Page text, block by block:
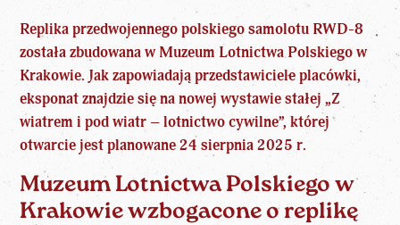
Replika przedwojennego polskiego samolotu RWD-8
została zbudowana w Muzeum Lotnictwa Polskiego w
Krakowie. Jak zapowiadają przedstawiciele placówki,
eksponat znajdzie się na nowej wystawie stałej „Z
wiatrem i pod wiatr – lotnictwo cywilne”, której
otwarcie jest planowane 24 sierpnia 2025 r.
Muzeum Lotnictwa Polskiego w
Krakowie wzbogacone o replikę